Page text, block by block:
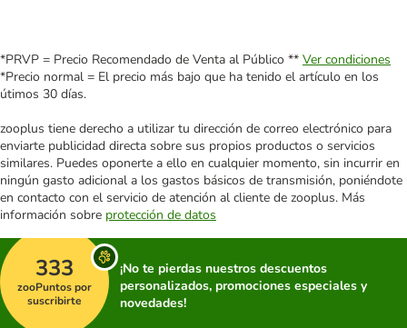
*PRVP = Precio Recomendado de Venta al Público ** Ver condiciones
*Precio normal = El precio más bajo que ha tenido el artículo en los
útimos 30 días.
zooplus tiene derecho a utilizar tu dirección de correo electrónico para
enviarte publicidad directa sobre sus propios productos o servicios
similares. Puedes oponerte a ello en cualquier momento, sin incurrir en
ningún gasto adicional a los gastos básicos de transmisión, poniéndote
en contacto con el servicio de atención al cliente de zooplus. Más
información sobre protección de datos
333
zooPuntos por
suscribirte
¡No te pierdas nuestros descuentos
personalizados, promociones especiales y
novedades!